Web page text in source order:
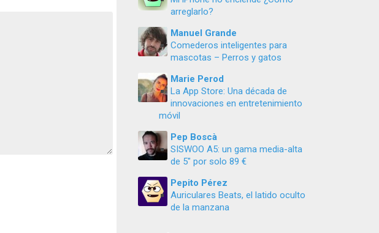
arreglarlo?
Manuel Grande
Comederos inteligentes para
mascotas – Perros y gatos
Marie Perod
La App Store: Una década de
innovaciones en entretenimiento
móvil
Pep Boscà
SISWOO A5: un gama media-alta
de 5″ por solo 89 €
Pepito Pérez
Auriculares Beats, el latido oculto
de la manzana